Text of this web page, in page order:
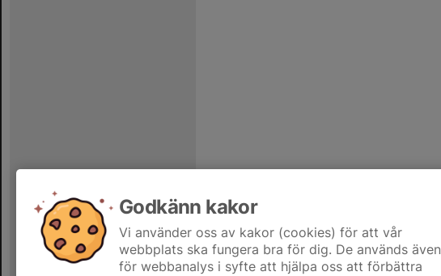
Godkänn kakor
Vi använder oss av kakor (cookies) för att vår
webbplats ska fungera bra för dig. De används även
för webbanalys i syfte att hjälpa oss att förbättra